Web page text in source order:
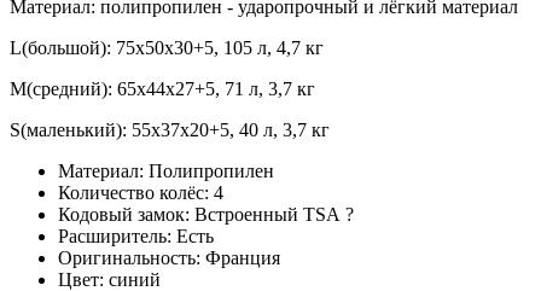
Материал: полипропилен - ударопрочный и лёгкий материал
L(большой): 75x50x30+5, 105 л, 4,7 кг
M(средний): 65x44x27+5, 71 л, 3,7 кг
S(маленький): 55x37x20+5, 40 л, 3,7 кг
Материал: Полипропилен
Количество колёс: 4
Кодовый замок: Встроенный TSA ?
Расширитель: Есть
Оригинальность: Франция
Цвет: синий